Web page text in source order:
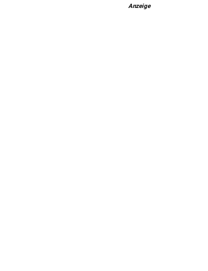
Anzeige